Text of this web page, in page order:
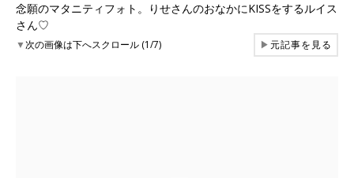
念願のマタニティフォト。りせさんのおなかにKISSをするルイス
さん♡
▼次の画像は下へスクロール (1/7) ▶元記事を見る